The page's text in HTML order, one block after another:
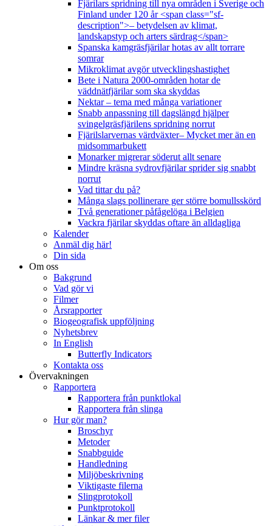
Fjärilars spridning till nya områden i Sverige och
Finland under 120 år <span class="sf-
description">– betydelsen av klimat,
landskapstyp och arters särdrag</span>
Spanska kamgräsfjärilar hotas av allt torrare
somrar
Mikroklimat avgör utvecklingshastighet
Bete i Natura 2000-områden hotar de
väddnätfjärilar som ska skyddas
Nektar – tema med många variationer
Snabb anpassning till dagslängd hjälper
svingelgräsfjärilens spridning norrut
Fjärilslarvernas värdväxter– Mycket mer än en
midsommarbukett
Monarker migrerar söderut allt senare
Mindre kräsna sydrovfjärilar sprider sig snabbt
norrut
Vad tittar du på?
Många slags pollinerare ger större bomullsskörd
Två generationer påfågelöga i Belgien
Vackra fjärilar skyddas oftare än alldagliga
Kalender
Anmäl dig här!
Din sida
Om oss
Bakgrund
Vad gör vi
Filmer
Årsrapporter
Biogeografisk uppföljning
Nyhetsbrev
In English
Butterfly Indicators
Kontakta oss
Övervakningen
Rapportera
Rapportera från punktlokal
Rapportera från slinga
Hur gör man?
Broschyr
Metoder
Snabbguide
Handledning
Miljöbeskrivning
Viktigaste filerna
Slingprotokoll
Punktprotokoll
Länkar & mer filer